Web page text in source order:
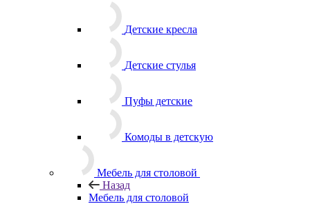
Детские кресла
Детские стулья
Пуфы детские
Комоды в детскую
Мебель для столовой
Назад
Мебель для столовой